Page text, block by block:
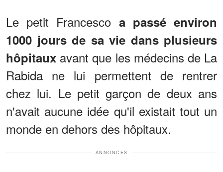
Le petit Francesco a passé environ
1000 jours de sa vie dans plusieurs
hôpitaux avant que les médecins de La
Rabida ne lui permettent de rentrer
chez lui. Le petit garçon de deux ans
n'avait aucune idée qu'il existait tout un
monde en dehors des hôpitaux.
ANNONCES